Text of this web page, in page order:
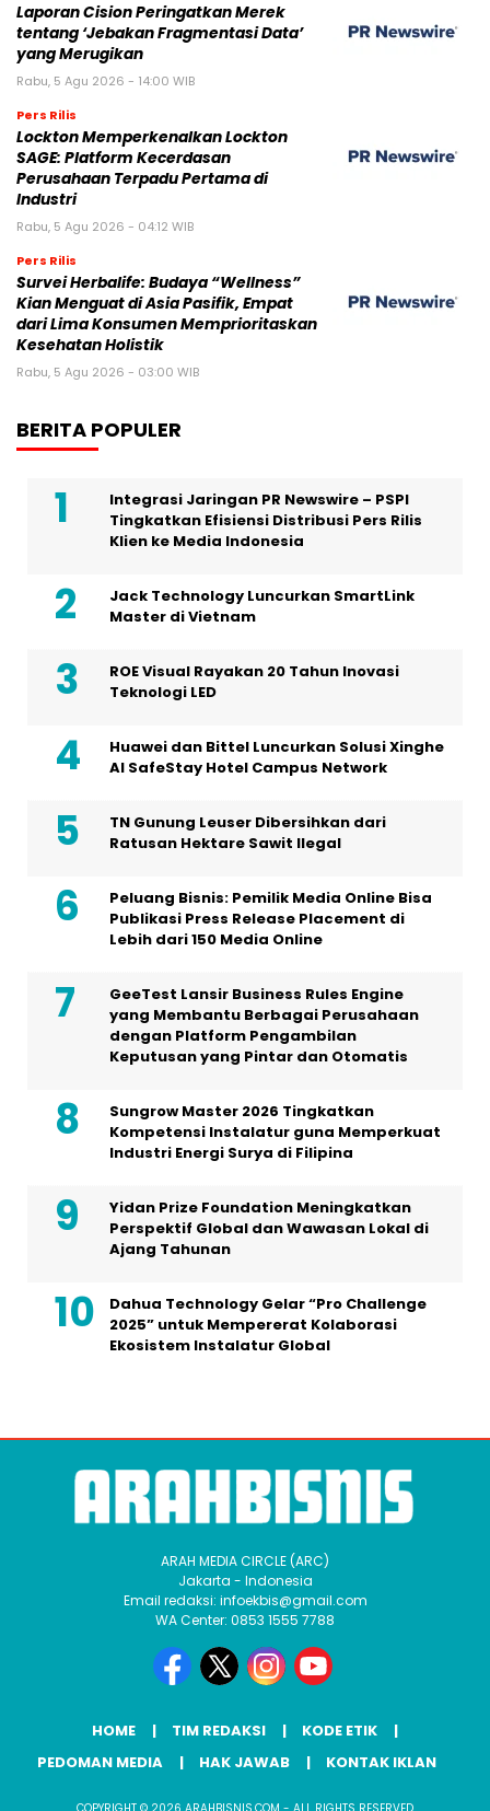
Laporan Cision Peringatkan Merek
tentang ‘Jebakan Fragmentasi Data’
yang Merugikan
Rabu, 5 Agu 2026 - 14:00 WIB
Pers Rilis
Lockton Memperkenalkan Lockton
SAGE: Platform Kecerdasan
Perusahaan Terpadu Pertama di
Industri
Rabu, 5 Agu 2026 - 04:12 WIB
Pers Rilis
Survei Herbalife: Budaya “Wellness”
Kian Menguat di Asia Pasifik, Empat
dari Lima Konsumen Memprioritaskan
Kesehatan Holistik
Rabu, 5 Agu 2026 - 03:00 WIB
BERITA POPULER
Integrasi Jaringan PR Newswire – PSPI
Tingkatkan Efisiensi Distribusi Pers Rilis
Klien ke Media Indonesia
Jack Technology Luncurkan SmartLink
Master di Vietnam
ROE Visual Rayakan 20 Tahun Inovasi
Teknologi LED
Huawei dan Bittel Luncurkan Solusi Xinghe
Al SafeStay Hotel Campus Network
TN Gunung Leuser Dibersihkan dari
Ratusan Hektare Sawit Ilegal
Peluang Bisnis: Pemilik Media Online Bisa
Publikasi Press Release Placement di
Lebih dari 150 Media Online
GeeTest Lansir Business Rules Engine
yang Membantu Berbagai Perusahaan
dengan Platform Pengambilan
Keputusan yang Pintar dan Otomatis
Sungrow Master 2026 Tingkatkan
Kompetensi Instalatur guna Memperkuat
Industri Energi Surya di Filipina
Yidan Prize Foundation Meningkatkan
Perspektif Global dan Wawasan Lokal di
Ajang Tahunan
Dahua Technology Gelar “Pro Challenge
2025” untuk Mempererat Kolaborasi
Ekosistem Instalatur Global
ARAH MEDIA CIRCLE (ARC)
Jakarta - Indonesia
Email redaksi: infoekbis@gmail.com
WA Center: 0853 1555 7788
HOME TIM REDAKSI
KODE ETIK
PEDOMAN MEDIA
HAK JAWAB KONTAK IKLAN